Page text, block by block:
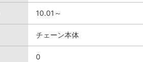
10.01～
チェーン本体
0